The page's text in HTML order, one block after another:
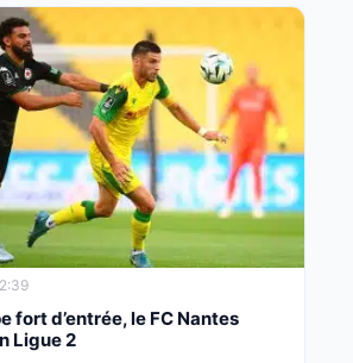
fort d’entrée, le FC Nantes
Ligue 2